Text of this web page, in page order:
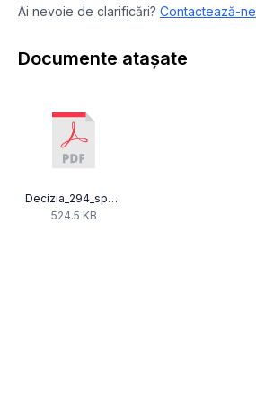
Ai nevoie de clarificări? Contactează-ne
Documente atașate
Decizia_294_spot_Renofix.pdf
524.5 KB